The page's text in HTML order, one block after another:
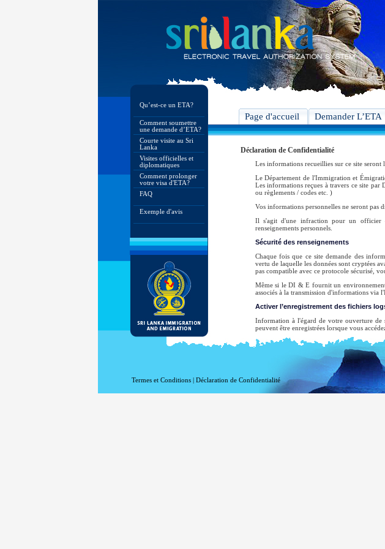
Qu’est-ce un ETA?
Comment soumettre
une demande d’ETA?
Courte visite au Sri
Lanka
Visites officielles et
diplomatiques
Comment prolonger
votre visa d'ETA?
FAQ
Exemple d'avis
Page d'accueil Demander L’ETA
Déclaration de Confidentialité
Les informations recueillies sur ce site seront
Le Département de l'Immigration et
Les informations reçues à travers ce site
ou règlements / codes etc. )
Vos informations personnelles ne seront pas
Il s'agit d'une infraction pour un officier
renseignements personnels.
Sécurité des renseignements
Chaque fois que ce site demande des
vertu de laquelle les données sont cryptées
pas compatible avec ce protocole sécurisé,
Même si le DI & E fournit un environnement
associés à la transmission d'informations via
Activer l’enregistrement des fichiers
Information à l'égard de votre ouverture de
peuvent être enregistrées lorsque vous
votre nom de domaine de premier
votre adresse de serveur ;
la date et l'heure de la visite du site ;
les pages consultées ;
Termes et Conditions | Déclaration de Confidentialité